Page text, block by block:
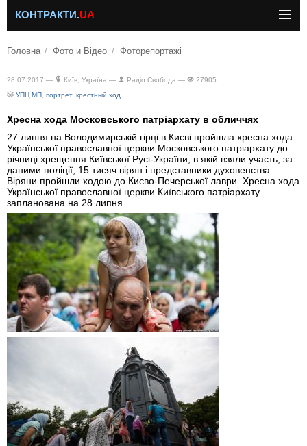
КОНТРАКТИ.UA
Головна Фото и Відео Фоторепортажі
28.07.2017 — Київ, Україна — Радіо Свобода —
27905
УПЦ МП портрет, крестный ход
Хресна хода Московського патріархату в обличчях
27 липня на Володимирській гірці в Києві пройшла хресна хода
Української православної церкви Московського патріархату до
річниці хрещення Київської Русі-України, в якій взяли участь, за
даними поліції, 15 тисяч вірян і представники духовенства.
Віряни пройшли ходою до Києво-Печерської лаври. Хресна хода
Української православної церкви Київського патріархату
запланована на 28 липня.